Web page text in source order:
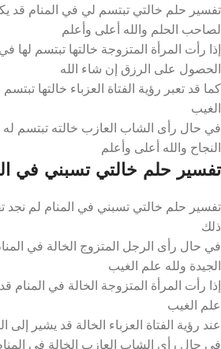
تفسير حلم خالتي تبتسم لي في المنام قد
لصاحب الحلم والله أعلى وأعلم
إذا رأت المرأة المتزوجة خالتها تبتسم لها
الحصول على الرزق إن شاء الله
كما قد تعبر رؤية الفتاة العزباء خالتها
الغيب
في حال رأى الشاب العازب خالته تبتسم له
النجاح والله أعلى وأعلم
تفسير حلم خالتي تسبني في
تفسير حلم خالتي تسبني في المنام لم
ذلك
في حال رأى الرجل المتزوج الخالة في
الجيدة ولله علم الغيب
إذا رأت المرأة المتزوجة الخالة في المنام
علم الغيب
عند رؤية الفتاة العزباء الخالة قد يشير إلى
في حال رأى الشاب العازب الخالة في